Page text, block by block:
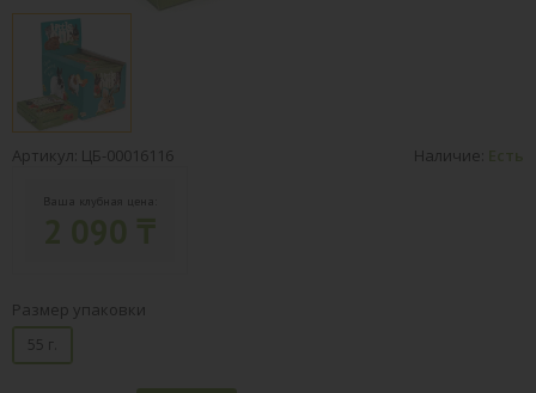
Артикул: ЦБ-00016116 Наличие: Есть
Ваша клубная цена:
Размер упаковки
55 г.